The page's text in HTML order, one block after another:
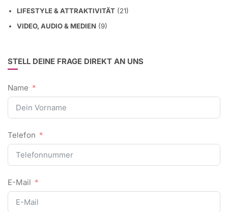
LIFESTYLE & ATTRAKTIVITÄT (21)
VIDEO, AUDIO & MEDIEN (9)
STELL DEINE FRAGE DIREKT AN UNS
Name
Telefon
E-Mail